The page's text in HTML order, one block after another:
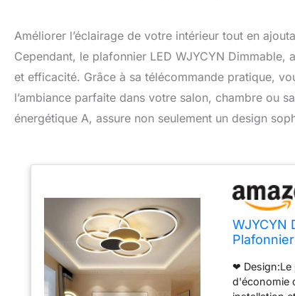
Améliorer l’éclairage de votre intérieur tout en
Cependant, le plafonnier LED WJYCYN
et efficacité. Grâce à sa télécommande pratique,
l’ambiance parfaite dans votre salon, chambre ou
énergétique A, assure non seulement un design
WJYCYN
manger 7
❤ Design:Le
d'économie